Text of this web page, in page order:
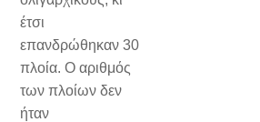
έτσι
επανδρώθηκαν 30
πλοία. Ο αριθμός
των πλοίων δεν
ήταν